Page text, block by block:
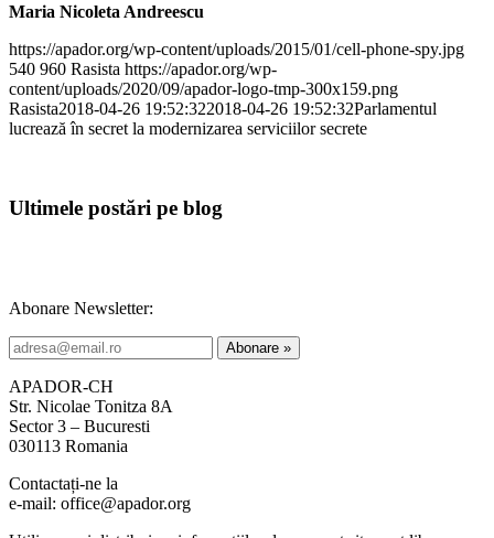
Maria Nicoleta Andreescu
https://apador.org/wp-content/uploads/2015/01/cell-phone-spy.jpg
540 960 Rasista https://apador.org/wp-
content/uploads/2020/09/apador-logo-tmp-300x159.png
Rasista2018-04-26 19:52:322018-04-26 19:52:32Parlamentul
lucrează în secret la modernizarea serviciilor secrete
Ultimele postări pe blog
Abonare Newsletter:
APADOR-CH
Str. Nicolae Tonitza 8A
Sector 3 – Bucuresti
030113 Romania
Contactați-ne la
e-mail: office@apador.org